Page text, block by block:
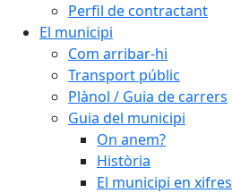
Perfil de contractant
El municipi
Com arribar-hi
Transport públic
Plànol / Guia de carrers
Guia del municipi
On anem?
Història
El municipi en xifres